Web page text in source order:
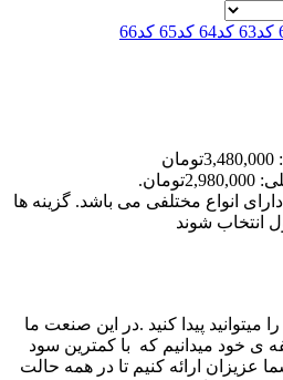
کد63 کد64 کد65 کد66
قیمت اصلی: 3,480,000تومان
انواع مختلفی می باشد. گزینه ها
شوند
پیدا کنید .در این صنعت ما
ی خود میدانیم که با کمترین سود
عزیزان ارائه کنیم تا در همه حالت